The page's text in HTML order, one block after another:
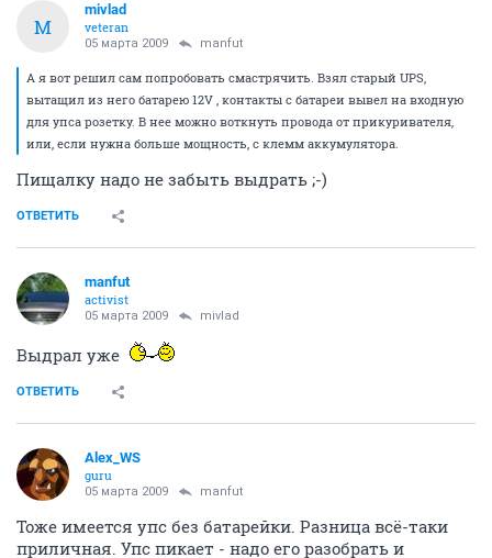
M
mivlad
veteran
05 марта 2009 manfut
А я вот решил сам попробовать смастрячить. Взял старый UPS,
вытащил из него батарею 12V , контакты с батареи вывел на входную
для упса розетку. В нее можно воткнуть провода от прикуривателя,
или, если нужна больше мощность, с клемм аккумулятора.
Пищалку надо не забыть выдрать ;-)
ОТВЕТИТЬ
manfut
activist
05 марта 2009 mivlad
Выдрал уже
ОТВЕТИТЬ
Alex_WS
guru
05 марта 2009 manfut
Тоже имеется упс без батарейки. Разница всё-таки
приличная. Упс пикает - надо его разобрать и